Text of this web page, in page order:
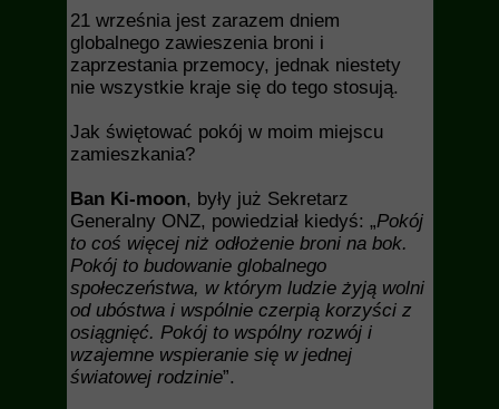
21 września jest zarazem dniem
globalnego zawieszenia broni i
zaprzestania przemocy, jednak niestety
nie wszystkie kraje się do tego stosują.
Jak świętować pokój w moim miejscu
zamieszkania?
Ban Ki-moon, były już Sekretarz
Generalny ONZ, powiedział kiedyś: „Pokój
to coś więcej niż odłożenie broni na bok.
Pokój to budowanie globalnego
społeczeństwa, w którym ludzie żyją wolni
od ubóstwa i wspólnie czerpią korzyści z
osiągnięć. Pokój to wspólny rozwój i
wzajemne wspieranie się w jednej
światowej rodzinie”.